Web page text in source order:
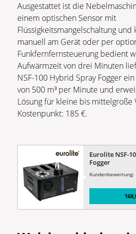
Ausgestattet ist die
einem optischen Sensor mit
Flüssigkeitsmangelschaltung und
manuell am Gerät oder per
Funkfernfernsteuerung bedient
Aufwärmzeit von drei Minuten
NSF-100 Hybrid Spray Fogger
von 500 m³ per Minute und
Lösung für kleine bis mittelgroße
Kostenpunkt: 185 €.
Eurolite NSF-
Fogger
Kundenbewertung: